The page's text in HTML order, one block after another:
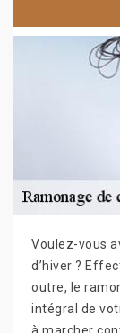
Voulez-vous
d’hiver ?
outre, le
intégral de